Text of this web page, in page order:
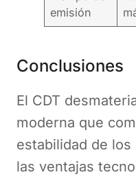
emisión
Conclusiones
El CDT
moderna que
estabilidad de los
las ventajas